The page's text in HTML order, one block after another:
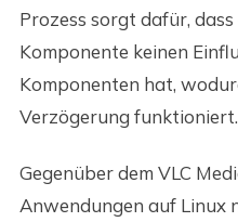
Prozess sorgt dafür,
Komponente keinen
Komponenten hat,
Verzögerung funktioniert.
Gegenüber dem VLC
Anwendungen auf Linux